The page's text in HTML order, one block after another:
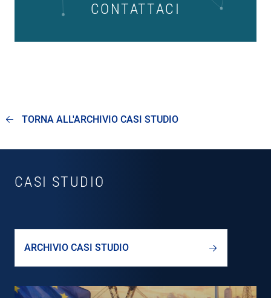
CONTATTACI
TORNA ALL'ARCHIVIO CASI STUDIO
CASI STUDIO
ARCHIVIO CASI STUDIO